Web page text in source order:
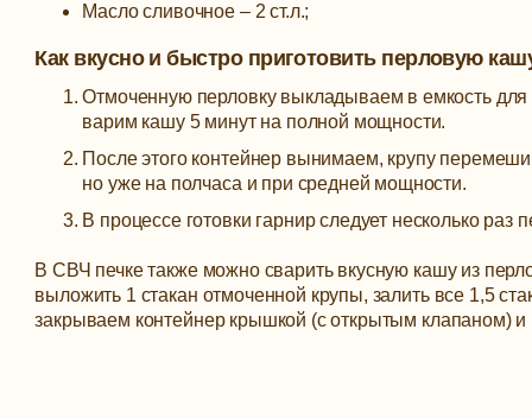
Масло сливочное – 2 ст.л.;
Как вкусно и быстро приготовить перловую
Отмоченную перловку выкладываем в емкость
варим кашу 5 минут на полной мощности.
После этого контейнер вынимаем, крупу
но уже на полчаса и при средней мощности.
В процессе готовки гарнир следует несколько
В СВЧ печке также можно сварить вкусную кашу из
выложить 1 стакан отмоченной крупы, залить все 1,5
закрываем контейнер крышкой (с открытым клапаном) и